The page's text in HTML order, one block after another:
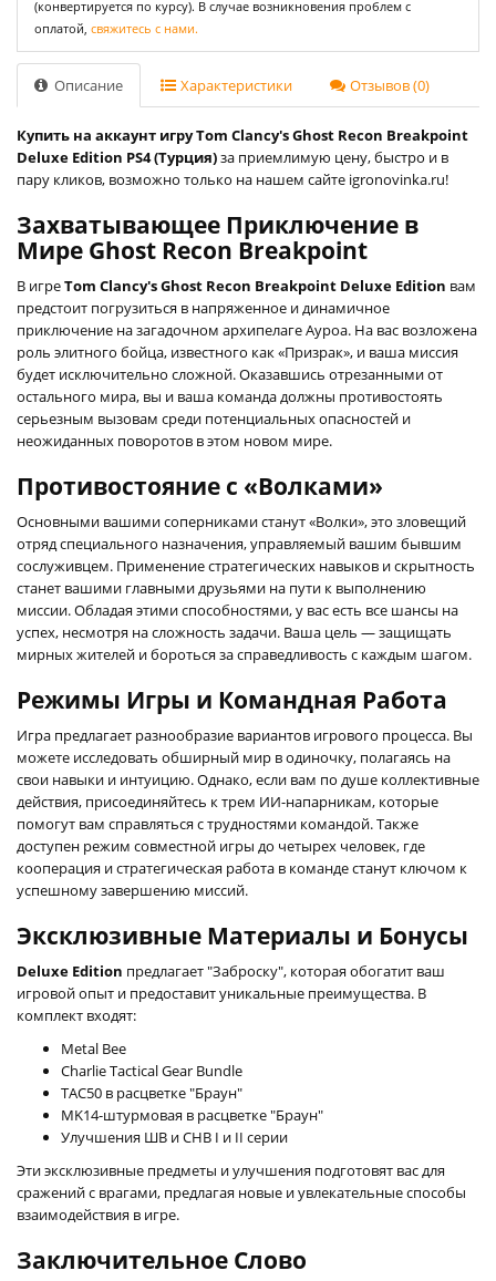
(конвертируется по курсу). В случае возникновения проблем с
оплатой, свяжитесь с нами.
Описание Характеристики Отзывов (0)
Купить на аккаунт игру Tom Clancy's Ghost Recon Breakpoint
Deluxe Edition PS4 (Турция)за приемлимую цену, быстро и в
пару кликов, возможно только на нашем сайте igronovinka.ru!
Захватывающее Приключение в
Мире Ghost Recon Breakpoint
В игреTom Clancy's Ghost Recon Breakpoint Deluxe Edition вам
предстоит погрузиться в напряженное и динамичное
приключение на загадочном архипелаге Ауроа. На вас возложена
роль элитного бойца, известного как «Призрак», и ваша миссия
будет исключительно сложной. Оказавшись отрезанными от
остального мира, вы и ваша команда должны противостоять
серьезным вызовам среди потенциальных опасностей и
неожиданных поворотов в этом новом мире.
Противостояние с «Волками»
Основными вашими соперниками станут «Волки», это зловещий
отряд специального назначения, управляемый вашим бывшим
сослуживцем. Применение стратегических навыков и скрытность
станет вашими главными друзьями на пути к выполнению
миссии. Обладая этими способностями, у вас есть все шансы на
успех, несмотря на сложность задачи. Ваша цель — защищать
мирных жителей и бороться за справедливость с каждым шагом.
Режимы Игры и Командная Работа
Игра предлагает разнообразие вариантов игрового процесса. Вы
можете исследовать обширный мир в одиночку, полагаясь на
свои навыки и интуицию. Однако, если вам по душе коллективные
действия, присоединяйтесь к трем ИИ-напарникам, которые
помогут вам справляться с трудностями командой. Также
доступен режим совместной игры до четырех человек, где
кооперация и стратегическая работа в команде станут ключом к
успешному завершению миссий.
Эксклюзивные Материалы и Бонусы
Deluxe Edition предлагает "Заброску", которая обогатит ваш
игровой опыт и предоставит уникальные преимущества. В
комплект входят:
Metal Bee
Charlie Tactical Gear Bundle
TAC50 в расцветке "Браун"
MK14-штурмовая в расцветке "Браун"
Улучшения ШВ и СНВ I и II серии
Эти эксклюзивные предметы и улучшения подготовят вас для
сражений с врагами, предлагая новые и увлекательные способы
взаимодействия в игре.
Заключительное Слово